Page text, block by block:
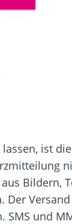
ist die
aus Bildern,
Der
SMS und